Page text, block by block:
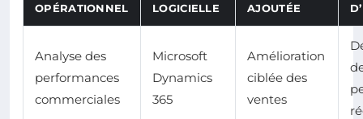
OPÉRATIONNEL
LOGICIELLE
AJOUTÉE
Analyse des
performances
commerciales
Microsoft
Dynamics
365
Amélioration
ciblée des
ventes